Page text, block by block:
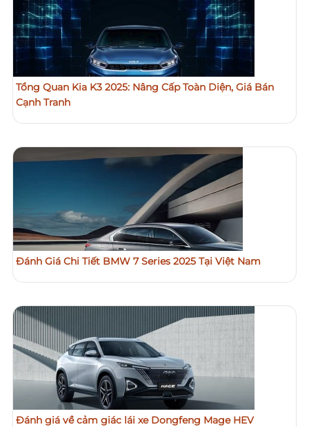
Tổng Quan Kia K3 2025: Nâng Cấp Toàn Diện, Giá Bán
Cạnh Tranh
Đánh Giá Chi Tiết BMW 7 Series 2025 Tại Việt Nam
Đánh giá về cảm giác lái xe Dongfeng Mage HEV